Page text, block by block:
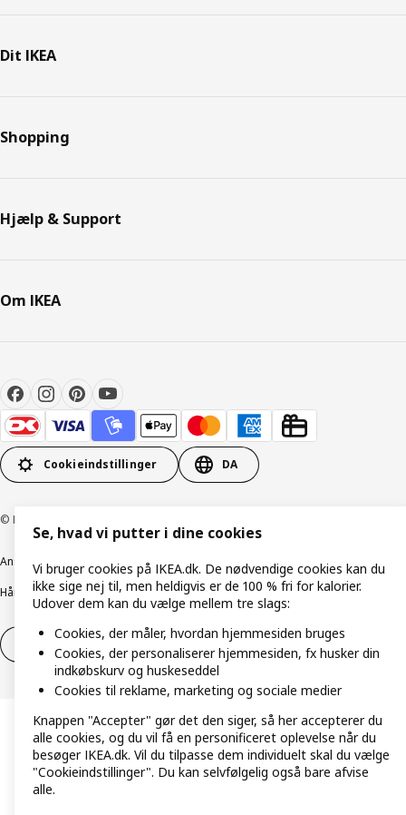
Dit IKEA
Shopping
Hjælp & Support
Om IKEA
Cookieindstillinger DA
© Inter IKEA Systems B.V. 1999-2026
Ansvarlig rapportering Cookiepolitik
Digital tilgængelighed
Håndtering af persondataSalgs- og leveringsbetingelser
Fortryd dit køb Fortryd dit køb af service
Se, hvad vi putter i dine cookies
Vi bruger cookies på IKEA.dk. De nødvendige cookies kan du
ikke sige nej til, men heldigvis er de 100 % fri for kalorier.
Udover dem kan du vælge mellem tre slags:
Cookies, der måler, hvordan hjemmesiden bruges
Cookies, der personaliserer hjemmesiden, fx husker din
indkøbskurv og huskeseddel
Cookies til reklame, marketing og sociale medier
Knappen "Accepter" gør det den siger, så her accepterer du
alle cookies, og du vil få en personificeret oplevelse når du
besøger IKEA.dk. Vil du tilpasse dem individuelt skal du vælge
"Cookieindstillinger". Du kan selvfølgelig også bare afvise
alle.